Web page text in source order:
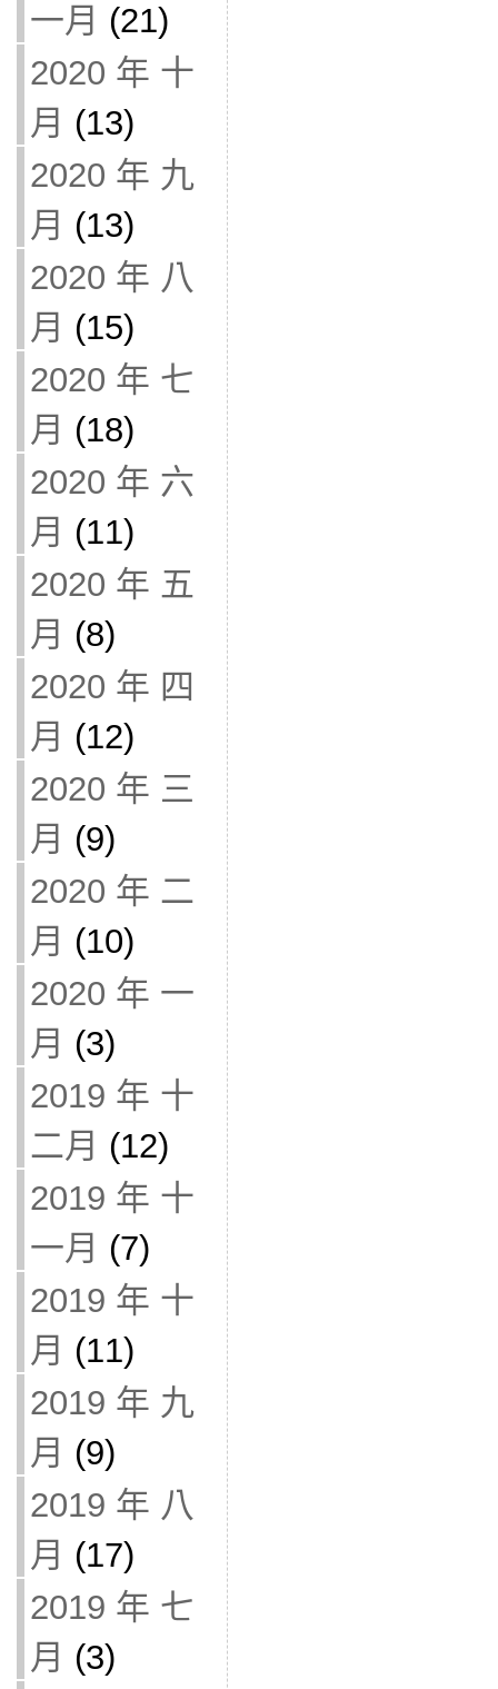
一月 (21)
2020 年 十
月 (13)
2020 年 九
月 (13)
2020 年 八
月 (15)
2020 年 七
月 (18)
2020 年 六
月 (11)
2020 年 五
月 (8)
2020 年 四
月 (12)
2020 年 三
月 (9)
2020 年 二
月 (10)
2020 年 一
月 (3)
2019 年 十
二月 (12)
2019 年 十
一月 (7)
2019 年 十
月 (11)
2019 年 九
月 (9)
2019 年 八
月 (17)
2019 年 七
月 (3)